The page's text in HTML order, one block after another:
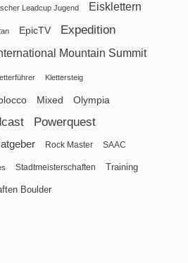
Leadcup Jugend Eisklettern
EpicTV Expedition
Mountain Summit
Klettersteig
Mixed Olympia
Powerquest
Rock Master SAAC
Stadtmeisterschaften Training
Boulder